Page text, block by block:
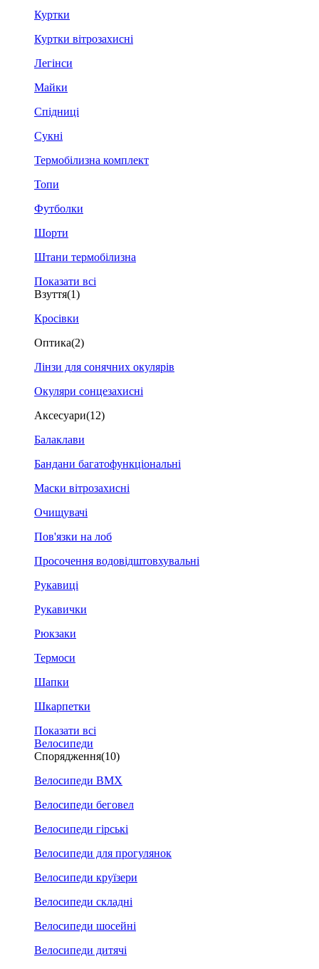
Куртки
Куртки вітрозахисні
Легінси
Майки
Спідниці
Сукні
Термобілизна комплект
Топи
Футболки
Шорти
Штани термобілизна
Показати всі
Взуття(1)
Кросівки
Оптика(2)
Лінзи для сонячних окулярів
Окуляри сонцезахисні
Аксесуари(12)
Балаклави
Бандани багатофункціональні
Маски вітрозахисні
Очищувачі
Пов'язки на лоб
Просочення водовідштовхувальні
Рукавиці
Рукавички
Рюкзаки
Термоси
Шапки
Шкарпетки
Показати всі
Велосипеди
Спорядження(10)
Велосипеди BMX
Велосипеди беговел
Велосипеди гірські
Велосипеди для прогулянок
Велосипеди круїзери
Велосипеди складні
Велосипеди шосейні
Велосипеди дитячі